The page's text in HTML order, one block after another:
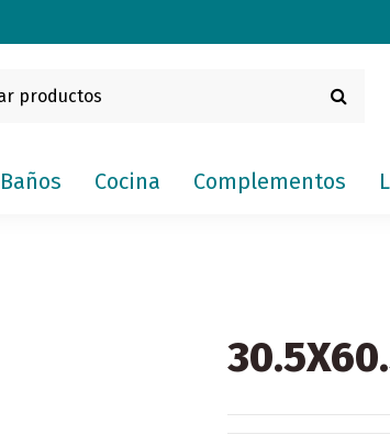
Baños Cocina Complementos